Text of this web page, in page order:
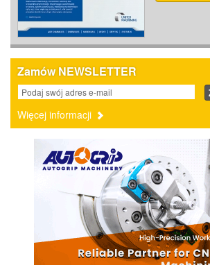
Zamów NEWSLETTER
Więcej informacji